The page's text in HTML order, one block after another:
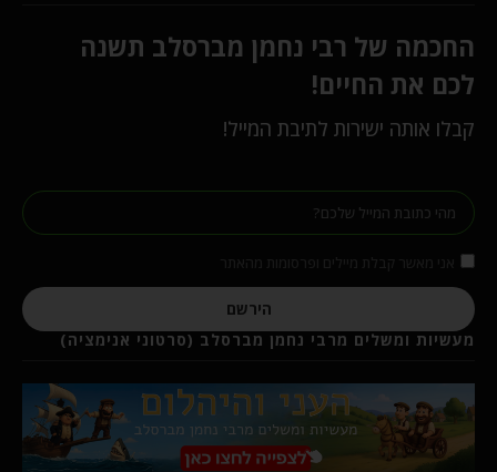
החכמה של רבי נחמן מברסלב תשנה
לכם את החיים!
קבלו אותה ישירות לתיבת המייל!
הירשם
מעשיות ומשלים מרבי נחמן מברסלב (סרטוני אנימציה)